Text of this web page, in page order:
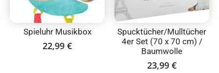
Spieluhr Musikbox
22,99 €
Spucktücher/Mulltücher
4er Set (70 x 70 cm) /
Baumwolle
23,99 €